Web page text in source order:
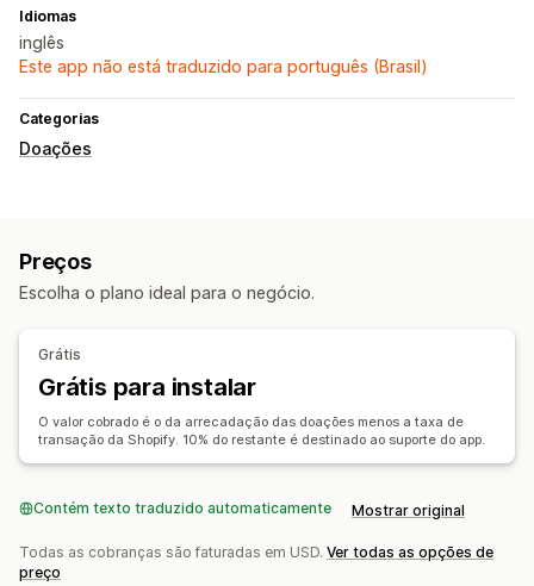
Idiomas
inglês
Este app não está traduzido para português (Brasil)
Categorias
Doações
Preços
Escolha o plano ideal para o negócio.
Grátis
Grátis para instalar
O valor cobrado é o da arrecadação das doações menos a taxa de
transação da Shopify. 10% do restante é destinado ao suporte do app.
Contém texto traduzido automaticamente Mostrar original
Todas as cobranças são faturadas em USD. Ver todas as opções de
preço